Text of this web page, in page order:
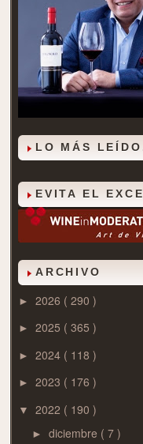
LO MÁS
EVITA EL
ARCHIVO
► 2026 ( 290 )
► 2025 ( 365 )
► 2024 ( 118 )
► 2023 ( 176 )
▼ 2022 ( 190 )
► diciembre ( 7 )